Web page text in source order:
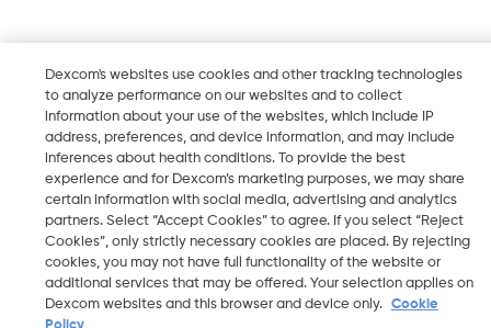
Dexcom's websites use cookies and other tracking technologies
to analyze performance on our websites and to collect
information about your use of the websites, which include IP
address, preferences, and device information, and may include
inferences about health conditions. To provide the best
experience and for Dexcom’s marketing purposes, we may share
certain information with social media, advertising and analytics
partners. Select “Accept Cookies” to agree. If you select “Reject
Cookies”, only strictly necessary cookies are placed. By rejecting
cookies, you may not have full functionality of the website or
additional services that may be offered. Your selection applies on
Dexcom websites and this browser and device only.
Cookie